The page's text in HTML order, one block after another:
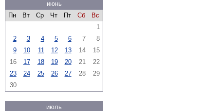
июнь
Пн
Вт Ср Чт Пт Сб
Вс
1
2
3 4 5 6 7
8
9
10 11 12 13 14
15
16
17 18 19 20 21
22
23
24 25 26 27 28
29
30
июль